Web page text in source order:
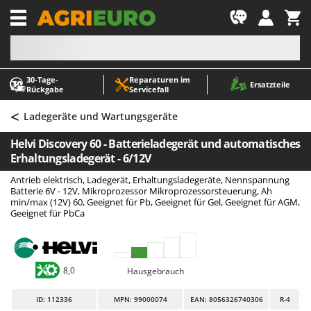
30‑Tage-
Rückgabe
Reparaturen im
Servicefall
Ersatzteile
-1
A
Abbeermaschinen - Traubenmühlen
Abfüllgeräte
Akku Gartenscheren
Akku Gras- und Strauchscheren
Akku-Stichsägen
Allzwecktransporter - Motorschubkarren
Alu-Teleskopleitern
Anbaubagger Heckbagger für Traktoren
Arbeitsschutzkleidung
Aschesauger
Astkettensägen - Hochentaster
A
ABAC
AgriEuro Premium
AgriEuro TOP-LINE
AGT
Aima
Airmec
AL-KO
ALA 2000
Alce
Alpina
Ama
< Ladegeräte und Wartungsgeräte
Helvi Discovery 60 - Batterieladegerät und automatisches
Erhaltungsladegerät - 6/12V
Antrieb elektrisch, Ladegerät, Erhaltungsladegeräte, Nennspannung
Batterie 6V - 12V, Mikroprozessor Mikroprozessorsteuerung, Ah
min/max (12V) 60, Geeignet für Pb, Geeignet für Gel, Geeignet für AGM,
Geeignet für PbCa
8,0 Hausgebrauch
ID: 112336 MPN: 99000074 EAN: 8056326740306 R-4